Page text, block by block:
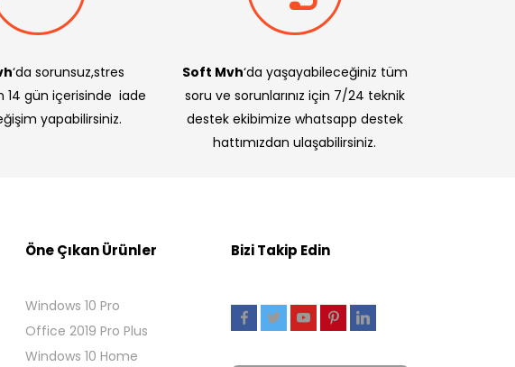
‘da sorunsuz,stres
14 gün içerisinde iade
yapabilirsiniz.
Soft Mvh‘da yaşayabileceğiniz tüm
soru ve sorunlarınız için 7/24 teknik
destek ekibimize whatsapp destek
hattımızdan ulaşabilirsiniz.
Öne Çıkan Ürünler
Windows 10 Pro
Office 2019 Pro Plus
Windows 10 Home
Bizi Takip Edin